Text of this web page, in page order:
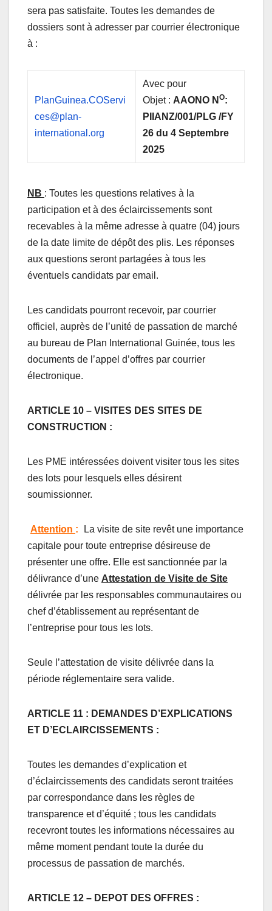
sera pas satisfaite. Toutes les demandes de
dossiers sont à adresser par courrier électronique
à :
PlanGuinea.COServi
ces@plan-
international.org
Avec pour
Objet : AAONO NO:
PIIANZ/001/PLG /FY
26 du 4 Septembre
2025
NB : Toutes les questions relatives à la
participation et à des éclaircissements sont
recevables à la même adresse à quatre (04) jours
de la date limite de dépôt des plis. Les réponses
aux questions seront partagées à tous les
éventuels candidats par email.
Les candidats pourront recevoir, par courrier
officiel, auprès de l’unité de passation de marché
au bureau de Plan International Guinée, tous les
documents de l’appel d’offres par courrier
électronique.
ARTICLE 10 – VISITES DES SITES DE
CONSTRUCTION :
Les PME intéressées doivent visiter tous les sites
des lots pour lesquels elles désirent
soumissionner.
Attention :
La visite de site revêt une importance
capitale pour toute entreprise désireuse de
présenter une offre. Elle est sanctionnée par la
délivrance d’une Attestation de Visite de Site
délivrée par les responsables communautaires ou
chef d’établissement au représentant de
l’entreprise pour tous les lots.
Seule l’attestation de visite délivrée dans la
période réglementaire sera valide.
ARTICLE 11 : DEMANDES D’EXPLICATIONS
ET D’ECLAIRCISSEMENTS :
Toutes les demandes d’explication et
d’éclaircissements des candidats seront traitées
par correspondance dans les règles de
transparence et d’équité ; tous les candidats
recevront toutes les informations nécessaires au
même moment pendant toute la durée du
processus de passation de marchés.
ARTICLE 12 – DEPOT DES OFFRES :